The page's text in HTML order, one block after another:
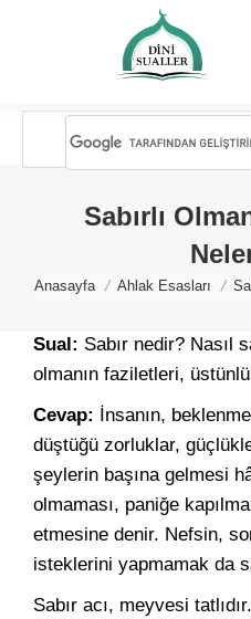
Sabırlı
You are here:
Anasayfa Ahlak Esasları
Sual: Sabır nedir? Nasıl
olmanın faziletleri,
Cevap: İnsanın,
düştüğü zorluklar,
şeylerin başına gelmesi
olmaması, paniğe
etmesine denir. Nefsin,
isteklerini yapmamak da
Sabır acı, meyvesi